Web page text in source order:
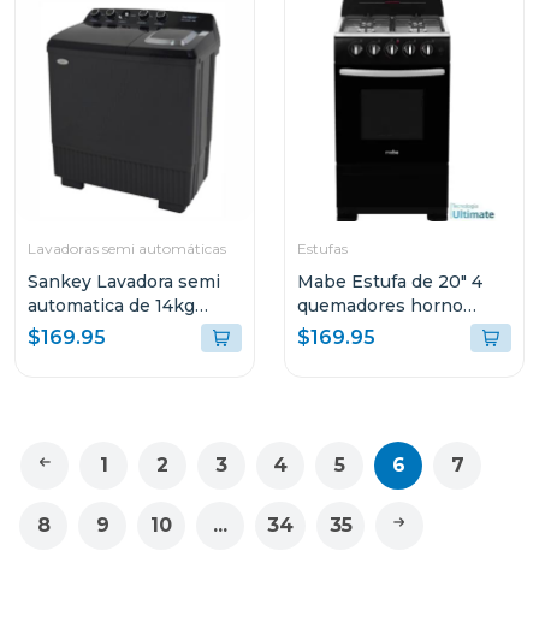
Lavadoras semi automáticas
Sankey Lavadora semi
automatica de 14kg
negro wm1415
$169.95
Estufas
Mabe Estufa de 20" 4
quemadores horno
multifuncional ema5105
$169.95
1 2 3 4 5 6 7
8 9 10 ... 34 35